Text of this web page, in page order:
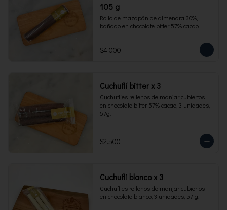
105 g
Rollo de mazapán de almendra 30%,
bañado en chocolate bitter 57% cacao
$4.000
Cuchuflí bitter x 3
Cuchuflies rellenos de manjar cubiertos
en chocolate bitter 57% cacao, 3 unidades,
57g.
$2.500
Cuchufli blanco x 3
Cuchuflies rellenos de manjar cubiertos
en chocolate blanco, 3 unidades, 57 g.